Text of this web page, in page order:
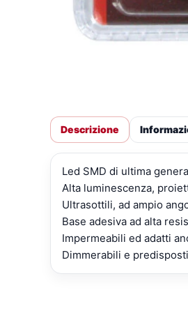
Descrizione
Led SMD di ultima
Alta luminescenza,
Ultrasottili, ad ampio
Base adesiva ad alta
Impermeabili ed adatti
Dimmerabili e